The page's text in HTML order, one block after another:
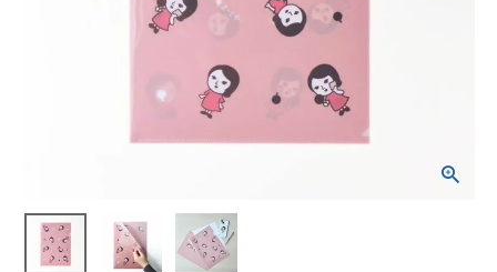
お客さま向け窓口(お問い合わせ)